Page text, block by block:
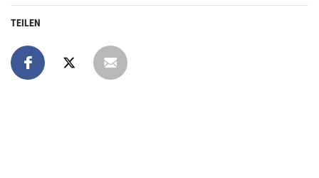
TEILEN